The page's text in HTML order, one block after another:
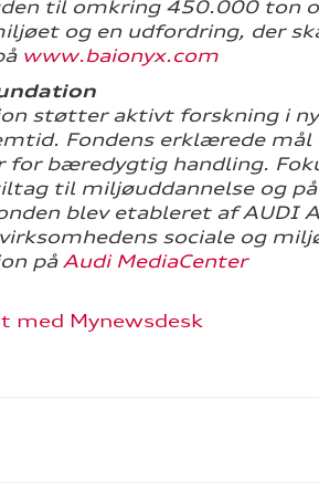
til omkring 450.000 ton
og en udfordring, der
www.baionyx.com
støtter aktivt forskning i
Fondens erklærede
for bæredygtig handling.
til miljøuddannelse og
blev etableret af AUDI
sociale og
på Audi MediaCenter
med Mynewsdesk